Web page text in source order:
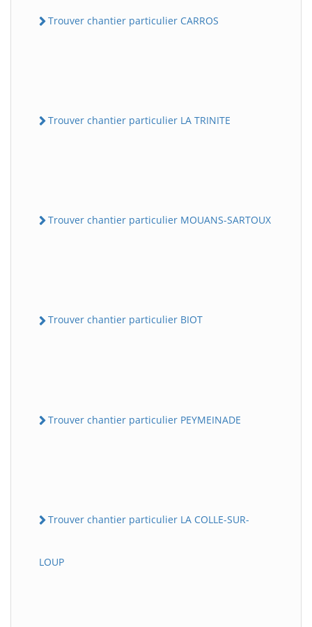
Trouver chantier particulier CARROS
Trouver chantier particulier LA TRINITE
Trouver chantier particulier MOUANS-SARTOUX
Trouver chantier particulier BIOT
Trouver chantier particulier PEYMEINADE
Trouver chantier particulier LA COLLE-SUR-
LOUP